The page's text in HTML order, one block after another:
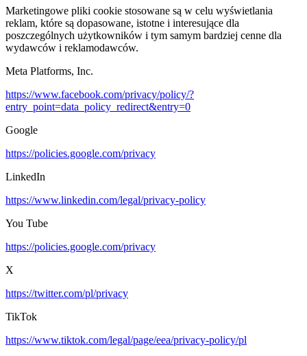
Marketingowe pliki cookie stosowane są w celu wyświetlania
reklam, które są dopasowane, istotne i interesujące dla
poszczególnych użytkowników i tym samym bardziej cenne dla
wydawców i reklamodawców.
Meta Platforms, Inc.
https://www.facebook.com/privacy/policy/?
entry_point=data_policy_redirect&entry=0
Google
https://policies.google.com/privacy
LinkedIn
https://www.linkedin.com/legal/privacy-policy
You Tube
https://policies.google.com/privacy
X
https://twitter.com/pl/privacy
TikTok
https://www.tiktok.com/legal/page/eea/privacy-policy/pl